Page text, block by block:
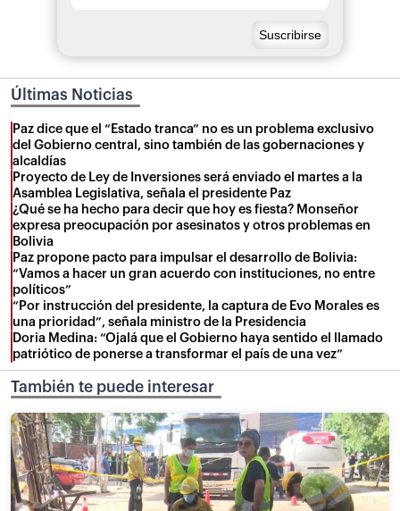
Últimas Noticias
Paz dice que el “Estado tranca” no es un problema exclusivo
del Gobierno central, sino también de las gobernaciones y
alcaldías
Proyecto de Ley de Inversiones será enviado el martes a la
Asamblea Legislativa, señala el presidente Paz
¿Qué se ha hecho para decir que hoy es fiesta? Monseñor
expresa preocupación por asesinatos y otros problemas en
Bolivia
Paz propone pacto para impulsar el desarrollo de Bolivia:
“Vamos a hacer un gran acuerdo con instituciones, no entre
políticos”
“Por instrucción del presidente, la captura de Evo Morales es
una prioridad”, señala ministro de la Presidencia
Doria Medina: “Ojalá que el Gobierno haya sentido el llamado
patriótico de ponerse a transformar el país de una vez”
También te puede interesar